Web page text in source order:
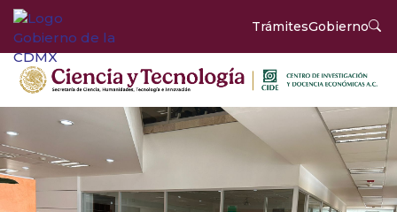
TrámitesGobierno